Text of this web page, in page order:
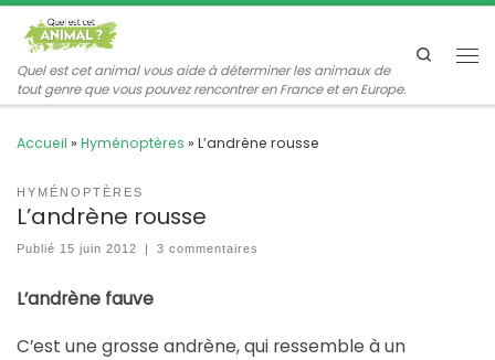
Passer au contenu
Quel est cet animal vous aide à déterminer les animaux de
tout genre que vous pouvez rencontrer en France et en Europe.
Search
Accueil » Hyménoptères » L’andrène rousse
HYMÉNOPTÈRES
L’andrène rousse
Publié 15 juin 2012 | 3 commentaires
L’andrène fauve
C’est une grosse andrène, qui ressemble à un